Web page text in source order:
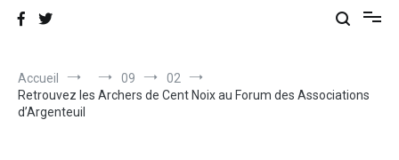
Accueil 09
02
Retrouvez les Archers de Cent Noix au Forum des Associations
d’Argenteuil